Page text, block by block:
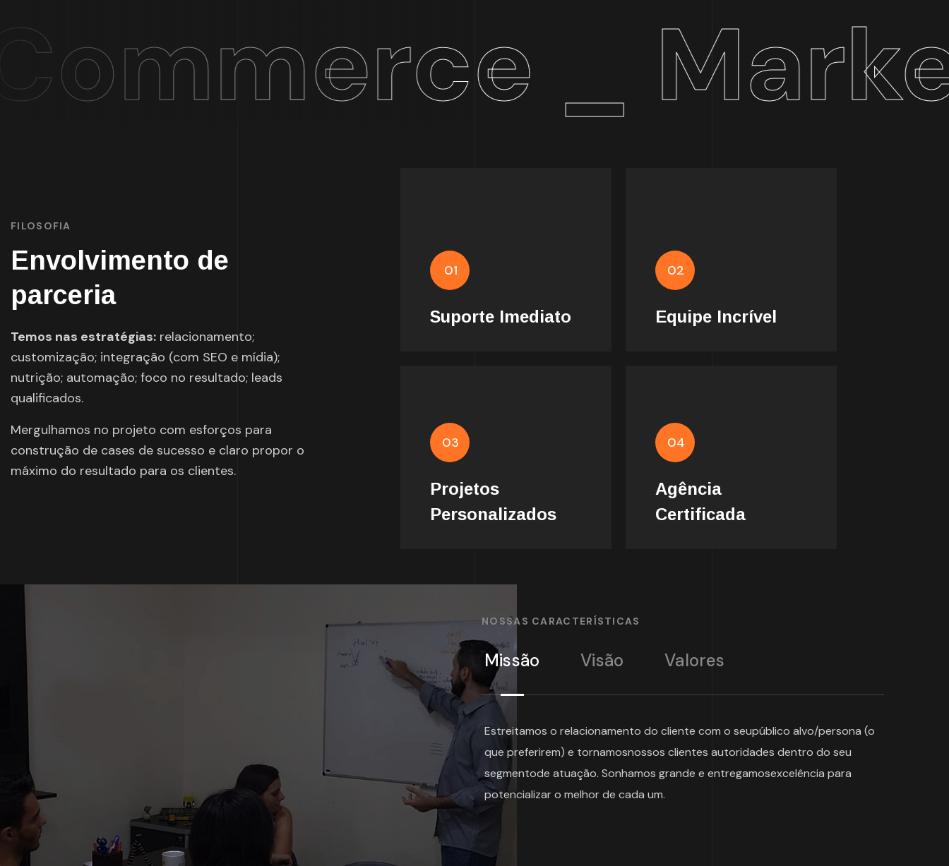
_
FILOSOFIA
Envolvimento de
parceria
Temos nas estratégias: relacionamento;
customização; integração (com SEO e mídia);
nutrição; automação; foco no resultado; leads
qualificados.
Mergulhamos no projeto com esforços para
construção de cases de sucesso e claro propor o
máximo do resultado para os clientes.
01
Suporte Imediato
Retornamos os contatos em
02
Equipe Incrível
capacitados para atender
de forma personalizada cada
03
Projetos
Personalizados
são personalizados de
acordo com o segmento,
04
Agência
Certificada
Profissionais certificados nas
suas áreas de atuação,
atualizando sempre.
NOSSAS CARACTERÍSTICAS
Missão Visão Valores
Estreitamos o relacionamento do cliente com o seupúblico alvo/persona (o
que preferirem) e tornamosnossos clientes autoridades dentro do seu
segmentode atuação. Sonhamos grande e entregamosexcelência para
potencializar o melhor de cada um.